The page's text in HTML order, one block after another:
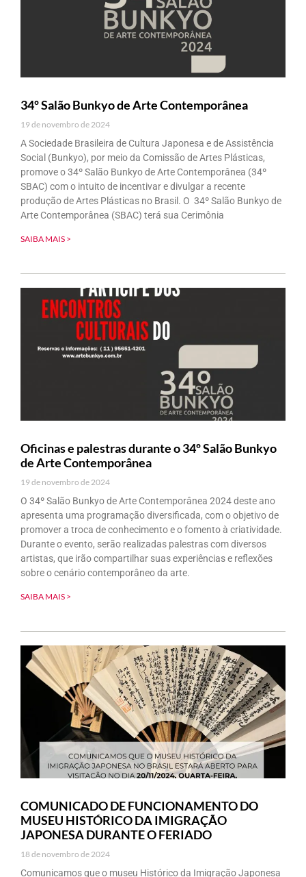
34º Salão Bunkyo de Arte Contemporânea
19 de novembro de 2024
A Sociedade Brasileira de Cultura Japonesa e de Assistência
Social (Bunkyo), por meio da Comissão de Artes Plásticas,
promove o 34º Salão Bunkyo de Arte Contemporânea (34º
SBAC) com o intuito de incentivar e divulgar a recente
produção de Artes Plásticas no Brasil. O 34º Salão Bunkyo de
Arte Contemporânea (SBAC) terá sua Cerimônia
SAIBA MAIS >
Oficinas e palestras durante o 34º Salão Bunkyo
de Arte Contemporânea
19 de novembro de 2024
O 34º Salão Bunkyo de Arte Contemporânea 2024 deste ano
apresenta uma programação diversificada, com o objetivo de
promover a troca de conhecimento e o fomento à criatividade.
Durante o evento, serão realizadas palestras com diversos
artistas, que irão compartilhar suas experiências e reflexões
sobre o cenário contemporâneo da arte.
SAIBA MAIS >
COMUNICADO DE FUNCIONAMENTO DO
MUSEU HISTÓRICO DA IMIGRAÇÃO
JAPONESA DURANTE O FERIADO
18 de novembro de 2024
Comunicamos que o museu Histórico da Imigração Japonesa